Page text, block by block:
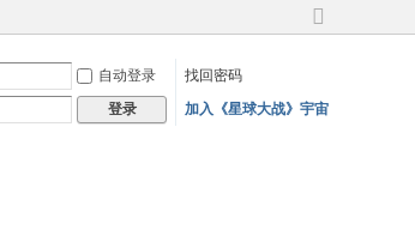
切
宽
自动登录
找回密码
登录 加入《星球大战》宇宙